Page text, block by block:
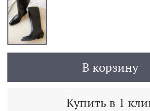
В корзину
Купить в 1